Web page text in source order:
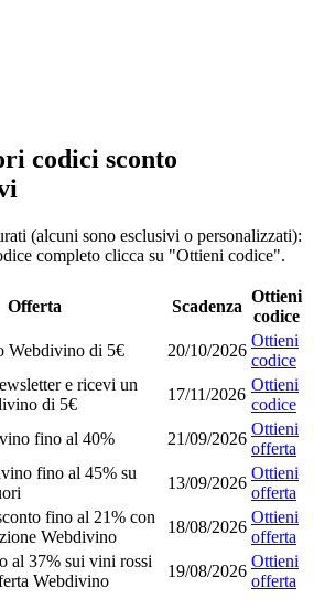
codici sconto
(alcuni sono esclusivi o personalizzati):
completo clicca su "Ottieni codice".
Offerta Scadenza
Ottieni
codice
Webdivino di 5€ 20/10/2026
Ottieni
codice
e ricevi un
di 5€
17/11/2026
Ottieni
codice
fino al 40% 21/09/2026
Ottieni
offerta
fino al 45% su
13/09/2026
Ottieni
offerta
fino al 21% con
Webdivino
18/08/2026
Ottieni
offerta
al 37% sui vini rossi
Webdivino
19/08/2026
Ottieni
offerta